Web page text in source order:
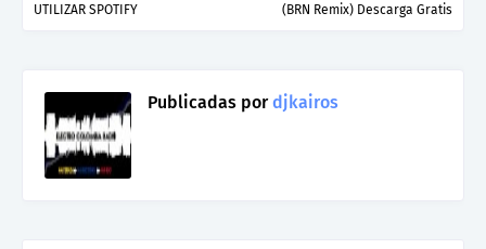
(BRN Remix) Descarga Gratis
UTILIZAR SPOTIFY
Publicadas pordjkairos